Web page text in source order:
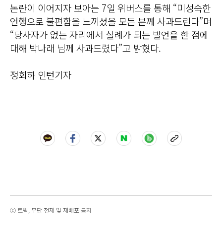
논란이 이어지자 보아는 7일 위버스를 통해 “미성숙한
언행으로 불편함을 느끼셨을 모든 분께 사과드린다”며
“당사자가 없는 자리에서 실례가 되는 발언을 한 점에
대해 박나래 님께 사과드렸다”고 밝혔다.
정회하 인턴기자
ⓒ 트윅, 무단 전재 및 재배포 금지